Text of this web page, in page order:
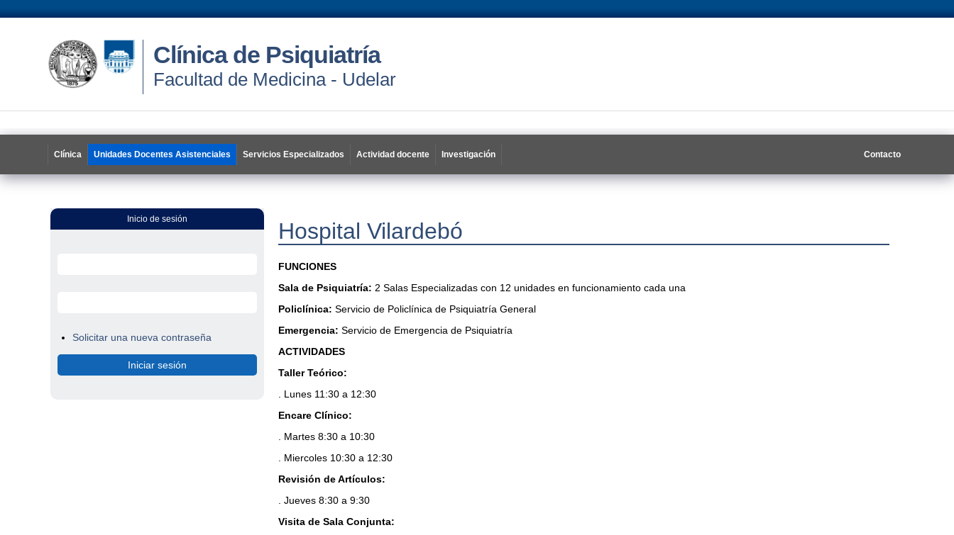
Clínica de Psiquiatría
Facultad de Medicina - Udelar
Clínica Unidades Docentes Asistenciales Servicios Especializados Actividad docente Investigación Contacto
Inicio de sesión
Solicitar una nueva contraseña
Hospital Vilardebó
FUNCIONES
Sala de Psiquiatría: 2 Salas Especializadas con 12 unidades en funcionamiento cada una
Policlínica: Servicio de Policlínica de Psiquiatría General
Emergencia: Servicio de Emergencia de Psiquiatría
ACTIVIDADES
Taller Teórico:
. Lunes 11:30 a 12:30
Encare Clínico:
. Martes 8:30 a 10:30
. Miercoles 10:30 a 12:30
Revisión de Artículos:
. Jueves 8:30 a 9:30
Visita de Sala Conjunta: